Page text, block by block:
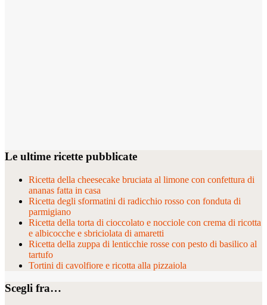
Le ultime ricette pubblicate
Ricetta della cheesecake bruciata al limone con confettura di
ananas fatta in casa
Ricetta degli sformatini di radicchio rosso con fonduta di
parmigiano
Ricetta della torta di cioccolato e nocciole con crema di ricotta
e albicocche e sbriciolata di amaretti
Ricetta della zuppa di lenticchie rosse con pesto di basilico al
tartufo
Tortini di cavolfiore e ricotta alla pizzaiola
Scegli fra…